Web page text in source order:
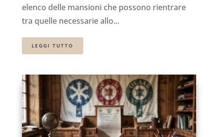
elenco delle mansioni che possono rientrare
tra quelle necessarie allo...
LEGGI TUTTO